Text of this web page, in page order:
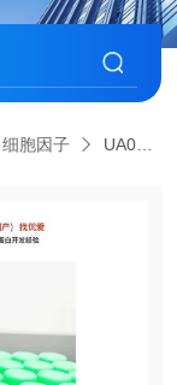
细胞因子 UA040093IL-8(28-99) 蛋白（人源）